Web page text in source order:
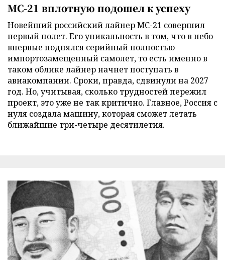
МС-21 вплотную подошел к успеху
Новейший российский лайнер МС-21 совершил
первый полет. Его уникальность в том, что в небо
впервые поднялся серийный полностью
импортозамещенный самолет, то есть именно в
таком облике лайнер начнет поступать в
авиакомпании. Сроки, правда, сдвинули на 2027
год. Но, учитывая, сколько трудностей пережил
проект, это уже не так критично. Главное, Россия с
нуля создала машину, которая сможет летать
ближайшие три-четыре десятилетия.